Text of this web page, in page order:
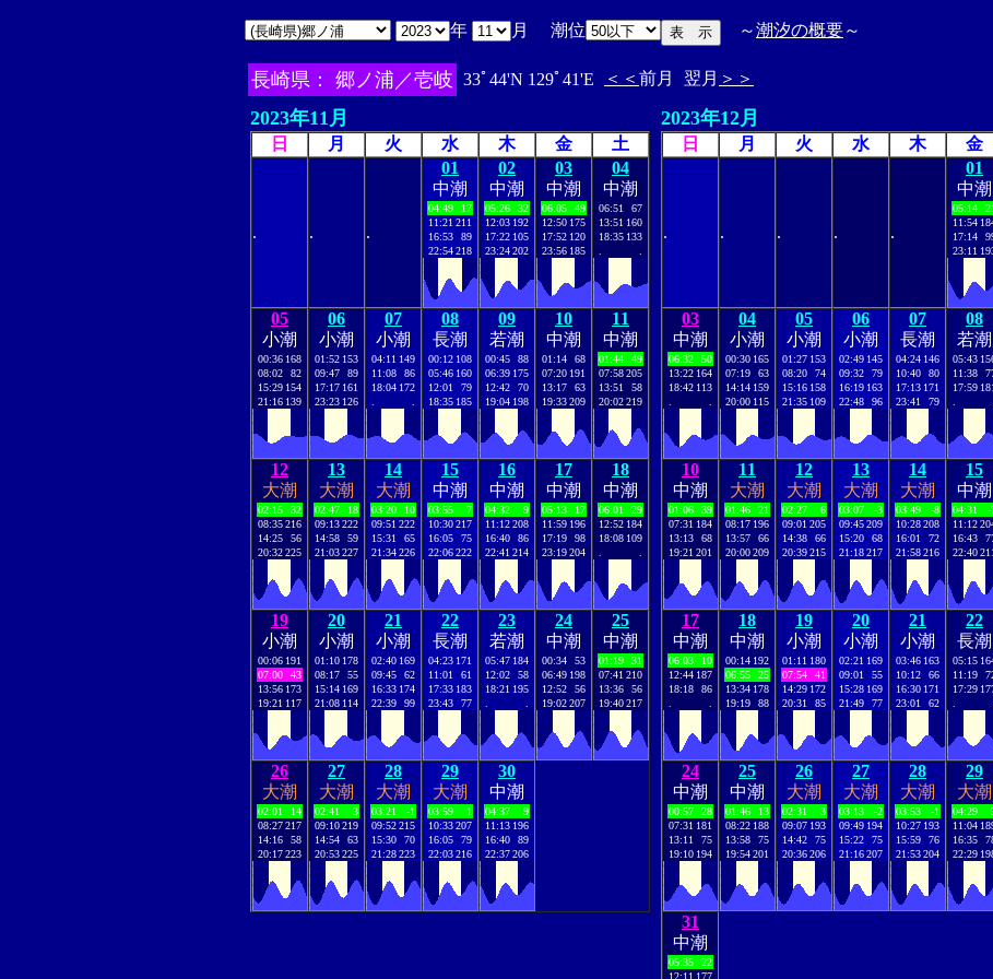
年 月 潮位 ～潮汐の概要～
長崎県： 郷ノ浦／壱岐 33ﾟ44'N 129ﾟ41'E ＜＜ 前月 翌月 ＞＞
2023年11月
日 月 火 水 木 金 土
. . .
01
中潮
04:49
17
11:21 211
16:53
89
22:54218
02
中潮
05:26
32
12:03 192
17:22 105
23:24202
03
中潮
06:05
49
12:50 175
17:52 120
23:56 185
04
中潮
06:51
67
13:51 160
18:35 133
05
小潮
00:36 168
08:02
82
15:29 154
21:16 139
06
小潮
01:52 153
09:47
89
17:17 161
23:23 126
07
小潮
04:11 149
11:08
86
18:04 172
08
長潮
00:12 108
05:46 160
12:01
79
18:35 185
09
若潮
00:45
88
06:39 175
12:42
70
19:04 198
10
中潮
01:14
68
07:20 191
13:17
63
19:33209
11
中潮
01:44
49
07:58205
13:51
58
20:02219
12
大潮
02:15
32
08:35216
14:25
56
20:32225
13
大潮
02:47
18
09:13222
14:58
59
21:03227
14
大潮
03:20
10
09:51 222
15:31
65
21:34226
15
中潮
03:55
7
10:30217
16:05
75
22:06222
16
中潮
04:32
9
11:12208
16:40
86
22:41 214
17
中潮
05:13
17
11:59 196
17:19
98
23:19204
18
中潮
06:01
29
12:52 184
18:08 109
19
小潮
00:06 191
07:00
43
13:56 173
19:21 117
20
小潮
01:10 178
08:17
55
15:14 169
21:08 114
21
小潮
02:40 169
09:45
62
16:33 174
22:39
99
22
長潮
04:23 171
11:01
61
17:33 183
23:43
77
23
若潮
05:47 184
12:02
58
18:21 195
24
中潮
00:34
53
06:49 198
12:52
56
19:02207
25
中潮
01:19
31
07:41 210
13:36
56
19:40217
26
大潮
02:01
14
08:27217
14:16
58
20:17223
27
大潮
02:41
3
09:10219
14:54
63
20:53225
28
大潮
03:21
-1
09:52215
15:30
70
21:28223
29
大潮
03:59
1
10:33207
16:05
79
22:03216
30
中潮
04:37
9
11:13 196
16:40
89
22:37206
2023年12月
日 月 火 水 木 金
. . . . .
01
中潮
05:14
21
11:54
17:14
23:11
03
中潮
06:32
50
13:22 164
18:42 113
04
小潮
00:30 165
07:19
63
14:14 159
20:00 115
05
小潮
01:27 153
08:20
74
15:16 158
21:35 109
06
小潮
02:49 145
09:32
79
16:19 163
22:48
96
07
長潮
04:24 146
10:40
80
17:13 171
23:41
79
08
若潮
05:43
11:38
17:59 181
10
中潮
01:06
39
07:31 184
13:13
68
19:21 201
11
大潮
01:46
21
08:17 196
13:57
66
20:00209
12
大潮
02:27
6
09:01 205
14:38
66
20:39215
13
大潮
03:07
-3
09:45209
15:20
68
21:18217
14
大潮
03:49
-8
10:28208
16:01
72
21:58216
15
中潮
04:31
-
11:12
16:43
22:40211
17
中潮
06:03
10
12:44 187
18:18
86
18
中潮
00:14 192
06:55
25
13:34 178
19:19
88
19
小潮
01:11 180
07:54
41
14:29 172
20:31
85
20
小潮
02:21 169
09:01
55
15:28 169
21:49
77
21
小潮
03:46 163
10:12
66
16:30 171
23:01
62
22
長潮
05:15
11:19
17:29
24
中潮
00:57
28
07:31 181
13:11
75
19:10 194
25
中潮
01:46
13
08:22 188
13:58
75
19:54201
26
大潮
02:31
3
09:07 193
14:42
75
20:36206
27
大潮
03:13
-2
09:49 194
15:22
75
21:16207
28
大潮
03:53
-1
10:27 193
15:59
76
21:53204
29
大潮
04:29
11:04
16:35
22:29
31
中潮
05:35
22
12:11 177